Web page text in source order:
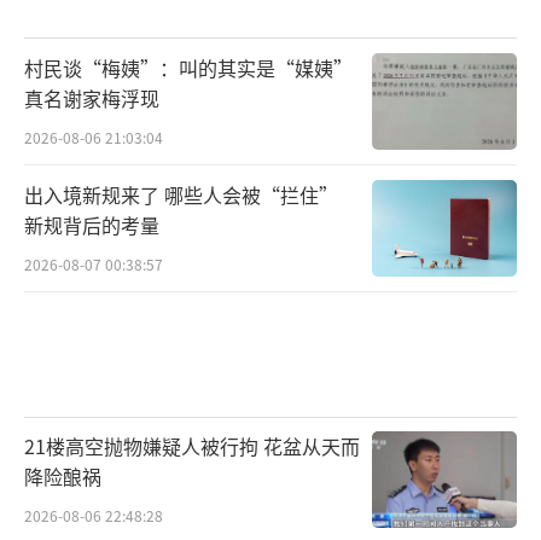
村民谈“梅姨”：叫的其实是“媒姨”
真名谢家梅浮现
2026-08-06 21:03:04
出入境新规来了 哪些人会被“拦住”
新规背后的考量
2026-08-07 00:38:57
21楼高空抛物嫌疑人被行拘 花盆从天而
降险酿祸
2026-08-06 22:48:28